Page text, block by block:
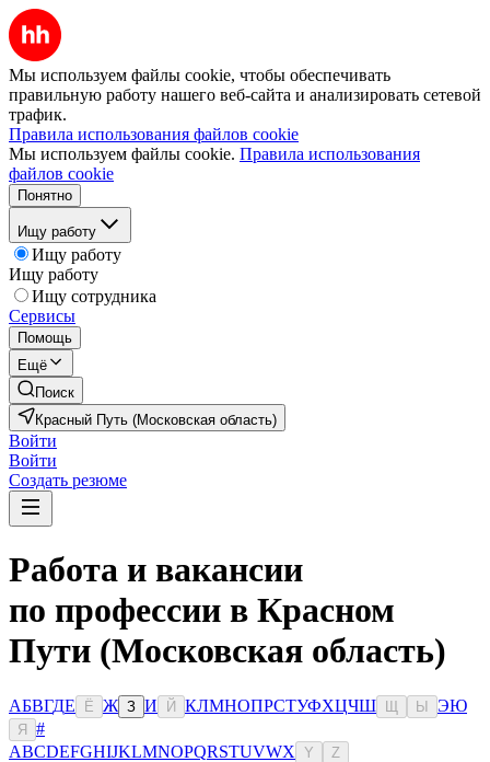
Мы используем файлы cookie, чтобы обеспечивать
правильную работу нашего веб-сайта и анализировать сетевой
трафик.
Правила использования файлов cookie
Мы используем файлы cookie. Правила использования
файлов cookie
Понятно
Ищу работу
Ищу работу
Ищу работу
Ищу сотрудника
Сервисы
Помощь
Ещё
Поиск
Красный Путь (Московская область)
Войти
Войти
Создать резюме
Работа и вакансии
по профессии в Красном
Пути (Московская область)
АБВГДЕ Ё Ж З И Й КЛМНОПРСТУФХЦЧШ Ы ЭЮ
Я
#
ABCDEFGHIJKLMNOPQRSTUVWX Y Z